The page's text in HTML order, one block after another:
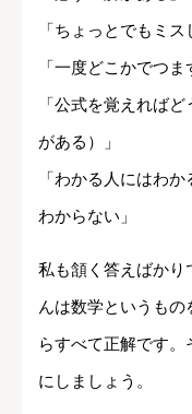
「ちょっとでもミ
「一度どこかでつ
「公式を覚えれば
がある）」
「わかる人にはわ
わからない」
私も頷く答えばかり
んは数学というも
らすべて正解です。
にしましょう。